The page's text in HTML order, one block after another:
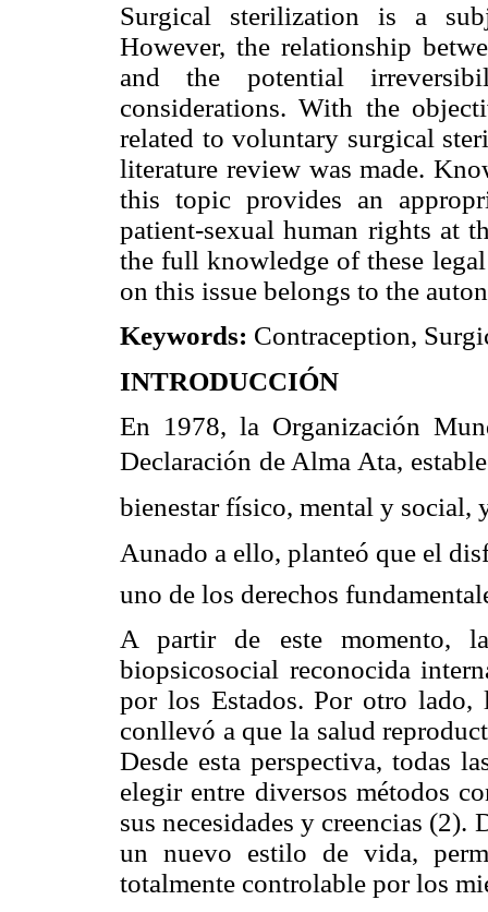
Surgical sterilization is a
However, the relationship
and the potential
considerations. With the
related to voluntary surgical
literature review was made.
this topic provides an
patient-sexual human rights at
the full knowledge of these
on this issue belongs to the
Keywords: Contraception,
INTRODUCCIÓN
En 1978, la Organización
Declaración de Alma Ata,
bienestar físico, mental y social,
Aunado a ello, planteó que el
uno de los derechos
A partir de este momento,
biopsicosocial reconocida
por los Estados. Por otro lado,
conllevó a que la salud
Desde esta perspectiva, todas
elegir entre diversos métodos
sus necesidades y creencias
un nuevo estilo de vida,
totalmente controlable por los